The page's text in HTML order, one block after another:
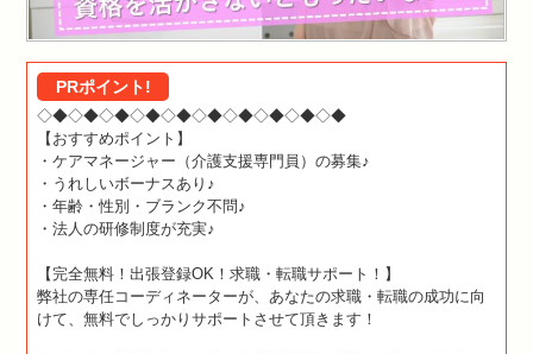
PRポイント!
◇◆◇◆◇◆◇◆◇◆◇◆◇◆◇◆◇◆◇◆
【おすすめポイント】
・ケアマネージャー（介護支援専門員）の募集♪
・うれしいボーナスあり♪
・年齢・性別・ブランク不問♪
・法人の研修制度が充実♪
【完全無料！出張登録OK！求職・転職サポート！】
弊社の専任コーディネーターが、あなたの求職・転職の成功に向
けて、無料でしっかりサポートさせて頂きます！